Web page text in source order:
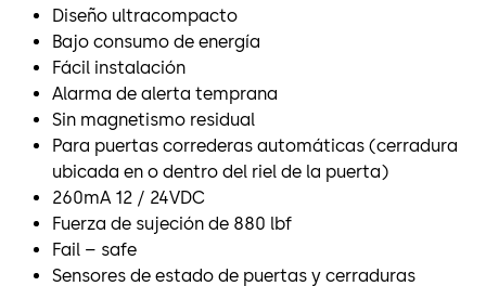
Diseño ultracompacto
Bajo consumo de energía
Fácil instalación
Alarma de alerta temprana
Sin magnetismo residual
Para puertas correderas automáticas (cerradura
ubicada en o dentro del riel de la puerta)
260mA 12 / 24VDC
Fuerza de sujeción de 880 lbf
Fail – safe
Sensores de estado de puertas y cerraduras